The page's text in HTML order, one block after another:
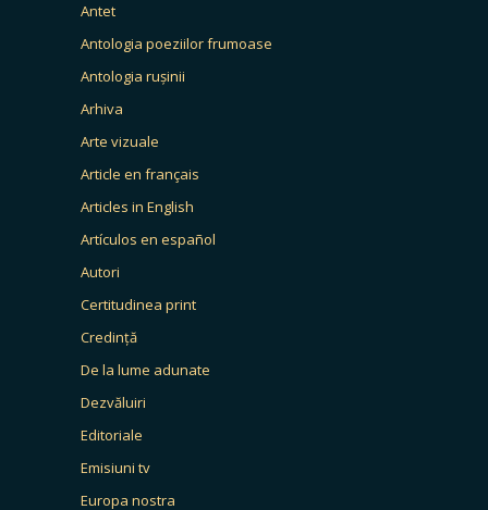
Antet
Antologia poeziilor frumoase
Antologia rușinii
Arhiva
Arte vizuale
Article en français
Articles in English
Artículos en español
Autori
Certitudinea print
Credință
De la lume adunate
Dezvăluiri
Editoriale
Emisiuni tv
Europa nostra